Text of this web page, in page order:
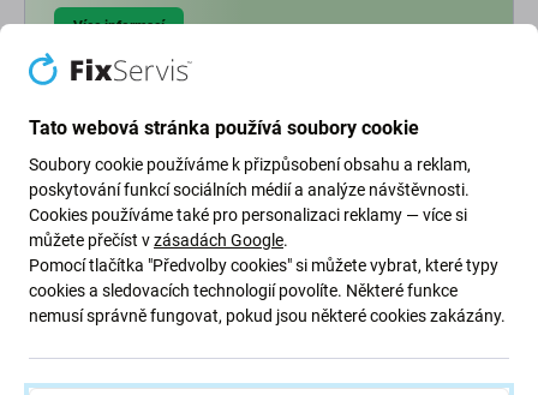
Více informací
Newsletter Fix
Přihlaste se na pravidelný odběr informací ohledně slev a novinek
z naší nabídky. Zároveň odesláním tohoto formuláře potvrzuji, že
mám více než 16 let
Odebírat
Tato webová stránka používá soubory cookie
Soubory cookie používáme k přizpůsobení obsahu a reklam,
poskytování funkcí sociálních médií a analýze návštěvnosti.
Cookies používáme také pro personalizaci reklamy — více si
můžete přečíst vzásadách Google.
Pomocí tlačítka "Předvolby cookies" si můžete vybrat, které typy
cookies a sledovacích technologií povolíte. Některé funkce
nemusí správně fungovat, pokud jsou některé cookies zakázány.